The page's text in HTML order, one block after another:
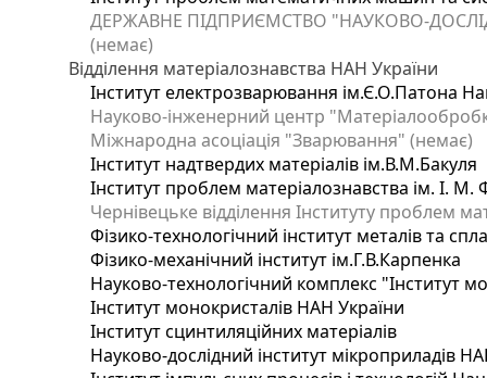
ДЕРЖАВНЕ ПІДПРИЄМСТВО "НАУКОВО-
(немає)
Відділення матеріалознавства НАН України
Інститут електрозварювання ім.Є.О.Патона
Науково-інженерний центр
Міжнародна асоціація "Зварювання" (немає)
Інститут надтвердих матеріалів ім.В.М.Бакуля
Інститут проблем матеріалознавства ім. І.
Чернівецьке відділення Інституту проблем
Фізико-технологічний інститут металів та
Фізико-механічний інститут ім.Г.В.Карпенка
Науково-технологічний комплекс "Інститут
Інститут монокристалів НАН України
Інститут сцинтиляційних матеріалів
Науково-дослідний інститут мікроприладів